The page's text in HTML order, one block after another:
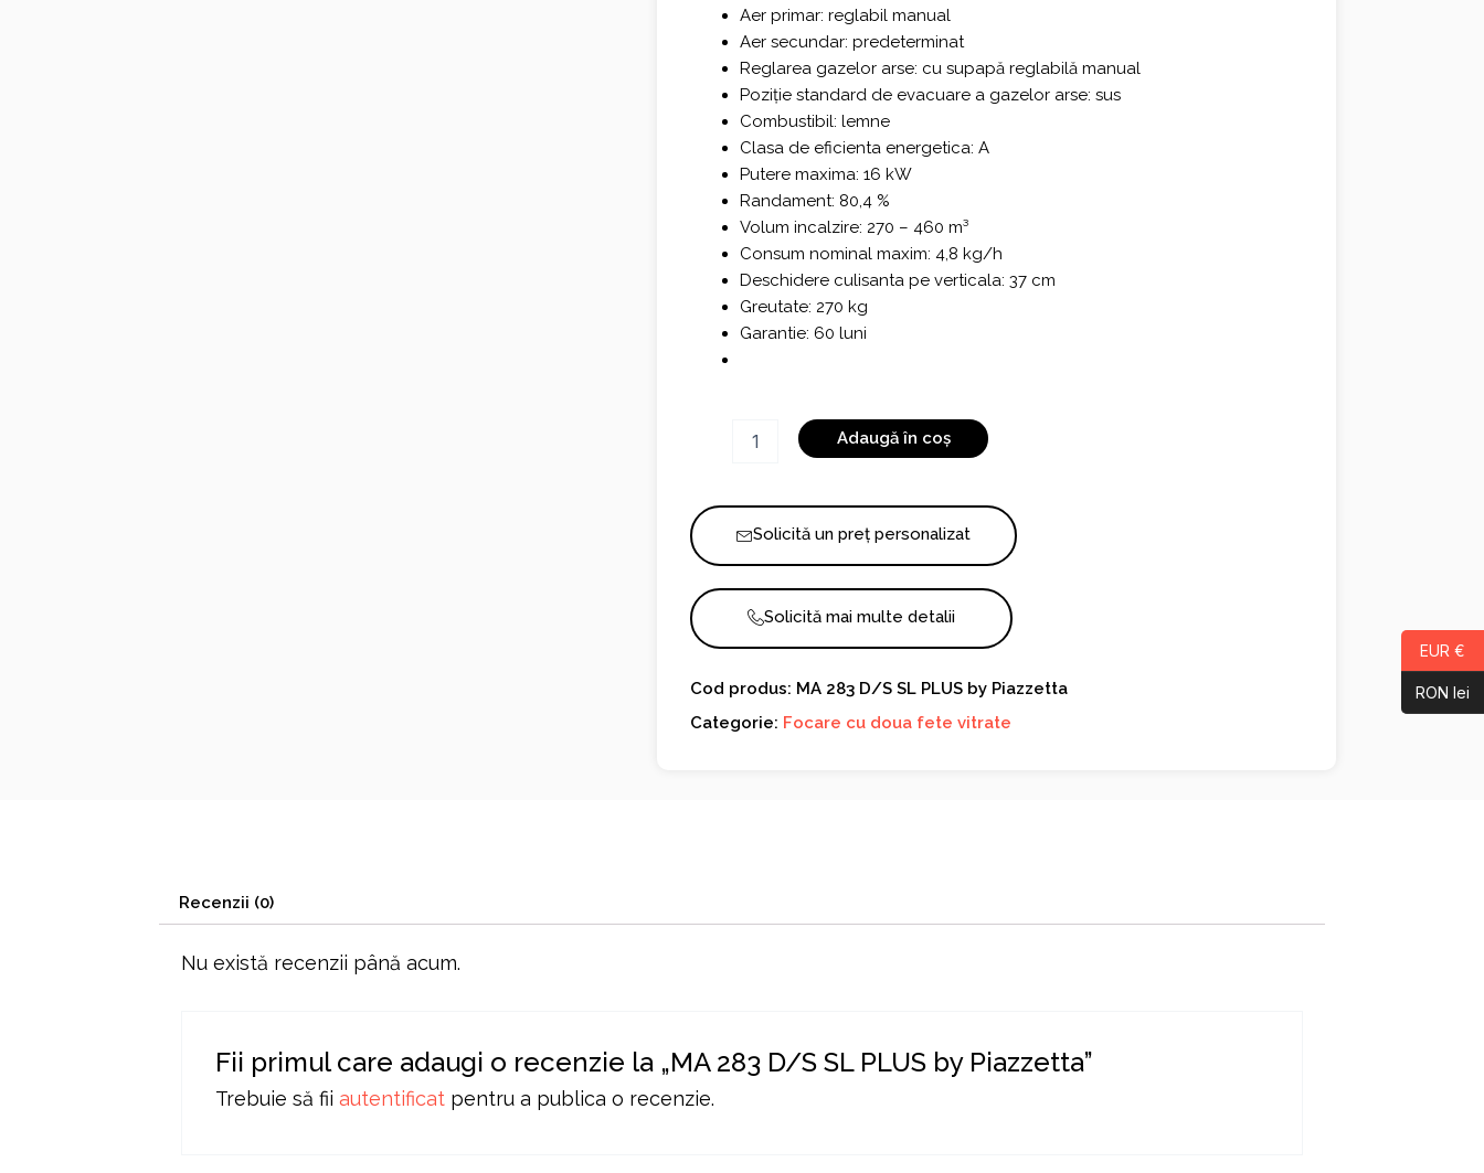
Aer primar: reglabil manual
Aer secundar: predeterminat
Reglarea gazelor arse: cu supapă reglabilă manual
Poziție standard de evacuare a gazelor arse: sus
Combustibil: lemne
Clasa de eficienta energetica: A
Putere maxima: 16 kW
Randament: 80,4 %
Volum incalzire: 270 – 460 m³
Consum nominal maxim: 4,8 kg/h
Deschidere culisanta pe verticala: 37 cm
Greutate: 270 kg
Garantie: 60 luni
SL
PLUS
by
Adaugă în coș
Solicită un preț personalizat
Solicită mai multe detalii
Cod produs: MA 283 D/S SL PLUS by Piazzetta
Categorie: Focare cu doua fete vitrate
Recenzii (0)
Nu există recenzii până acum.
Fii primul care adaugi o recenzie la „MA 283 D/S SL PLUS by Piazzetta”
Trebuie să fiiautentificat pentru a publica o recenzie.
EUR €
RON lei